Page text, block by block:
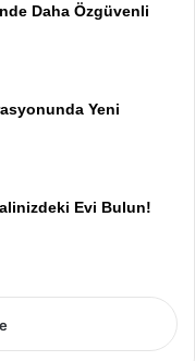
Daha Özgüvenli
Yeni
Evi Bulun!